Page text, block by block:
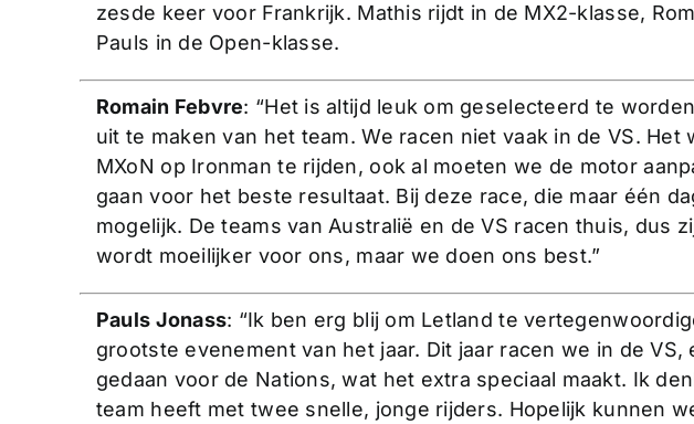
zesde keer voor Frankrijk. Mathis rijdt in de MX2-klasse,
Pauls in de Open-klasse.
Romain Febvre: “Het is altijd leuk om geselecteerd te
uit te maken van het team. We racen niet vaak in de VS. Het
MXoN op Ironman te rijden, ook al moeten we de motor
gaan voor het beste resultaat. Bij deze race, die maar één
mogelijk. De teams van Australië en de VS racen thuis, dus
wordt moeilijker voor ons, maar we doen ons best.”
Pauls Jonass: “Ik ben erg blij om Letland te
grootste evenement van het jaar. Dit jaar racen we in de VS,
gedaan voor de Nations, wat het extra speciaal maakt. Ik
team heeft met twee snelle, jonge rijders. Hopelijk kunnen